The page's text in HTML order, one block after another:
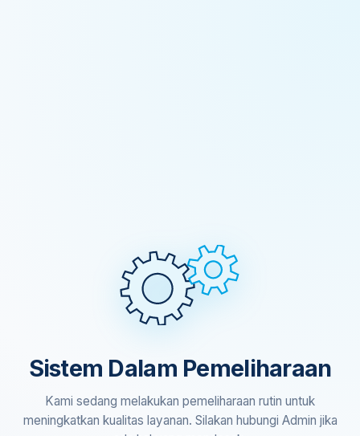
Sistem Dalam Pemeliharaan
Kami sedang melakukan pemeliharaan rutin untuk
meningkatkan kualitas layanan. Silakan hubungi Admin jika